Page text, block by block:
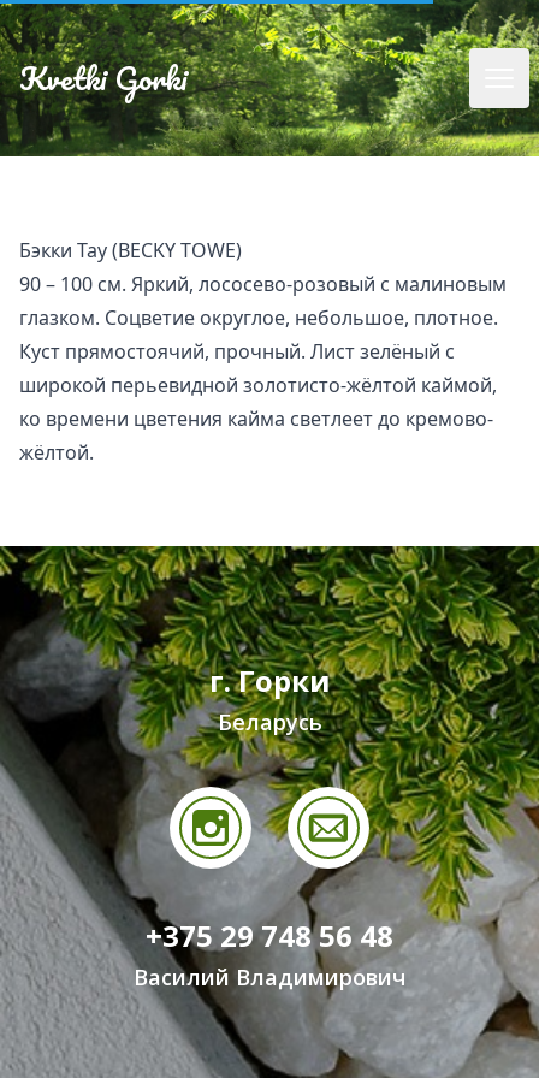
Kvetki Gorki
Бэкки Тау (BECKY TOWE)
90 – 100 см. Яркий, лососево-розовый с малиновым
глазком. Соцветие округлое, небольшое, плотное.
Куст прямостоячий, прочный. Лист зелёный с
широкой перьевидной золотисто-жёлтой каймой,
ко времени цветения кайма светлеет до кремово-
жёлтой.
г. Горки
Беларусь
+375 29 748 56 48
Василий Владимирович